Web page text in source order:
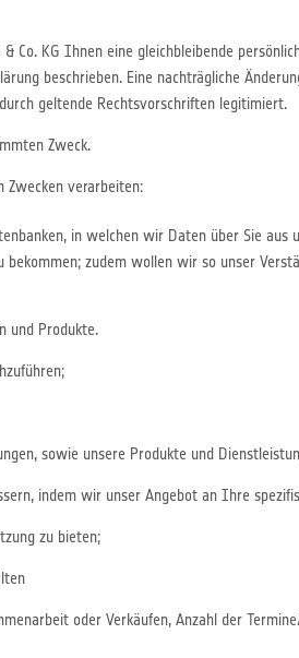
Co. KG Ihnen eine gleichbleibende
beschrieben. Eine nachträgliche
geltende Rechtsvorschriften legitimiert.
Zweck.
Zwecken verarbeiten:
in welchen wir Daten über Sie aus
zudem wollen wir so unser
und Produkte.
sowie unsere Produkte und
indem wir unser Angebot an Ihre
zu bieten;
oder Verkäufen, Anzahl der